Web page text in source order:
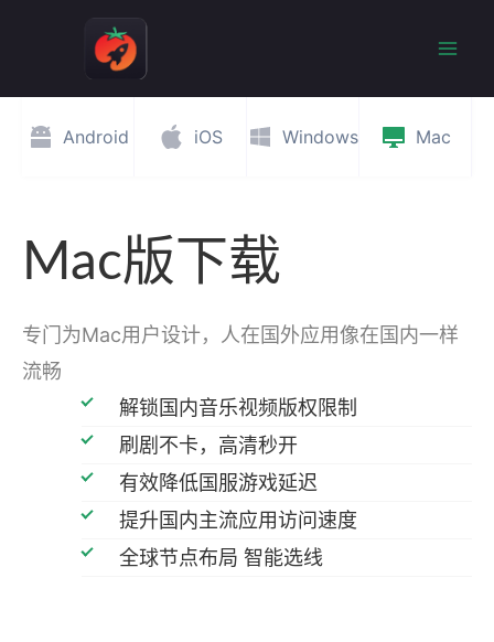
Android iOS Windows Mac
Mac版下载
专门为Mac用户设计，人在国外应用像在国内一样
流畅
解锁国内音乐视频版权限制
刷剧不卡，高清秒开
有效降低国服游戏延迟
提升国内主流应用访问速度
全球节点布局 智能选线